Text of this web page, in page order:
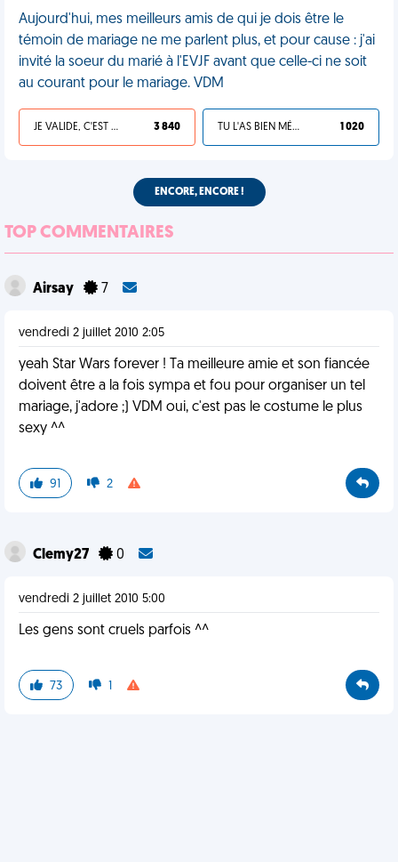
Aujourd'hui, mes meilleurs amis de qui je dois être le
témoin de mariage ne me parlent plus, et pour cause : j'ai
invité la soeur du marié à l'EVJF avant que celle-ci ne soit
au courant pour le mariage. VDM
JE VALIDE, C'EST UNE VDM 3 840 TU L'AS BIEN MÉRITÉ 1 020
ENCORE, ENCORE !
TOP COMMENTAIRES
Airsay 7
vendredi 2 juillet 2010 2:05
yeah Star Wars forever ! Ta meilleure amie et son fiancée
doivent être a la fois sympa et fou pour organiser un tel
mariage, j'adore ;) VDM oui, c'est pas le costume le plus
sexy ^^
91 2
Clemy27 0
vendredi 2 juillet 2010 5:00
Les gens sont cruels parfois ^^
73 1